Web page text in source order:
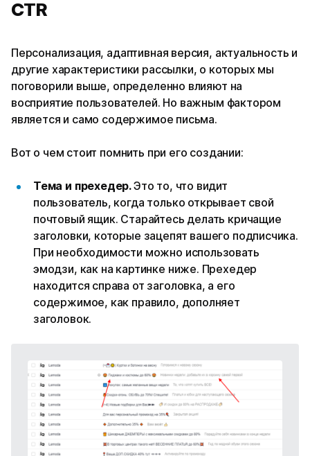
CTR
Персонализация, адаптивная версия, актуальность и
другие характеристики рассылки, о которых мы
поговорили выше, определенно влияют на
восприятие пользователей. Но важным фактором
является и само содержимое письма.
Вот о чем стоит помнить при его создании:
Тема и прехедер.Это то, что видит
пользователь, когда только открывает свой
почтовый ящик. Старайтесь делать кричащие
заголовки, которые зацепят вашего подписчика.
При необходимости можно использовать
эмодзи, как на картинке ниже. Прехедер
находится справа от заголовка, а его
содержимое, как правило, дополняет
заголовок.